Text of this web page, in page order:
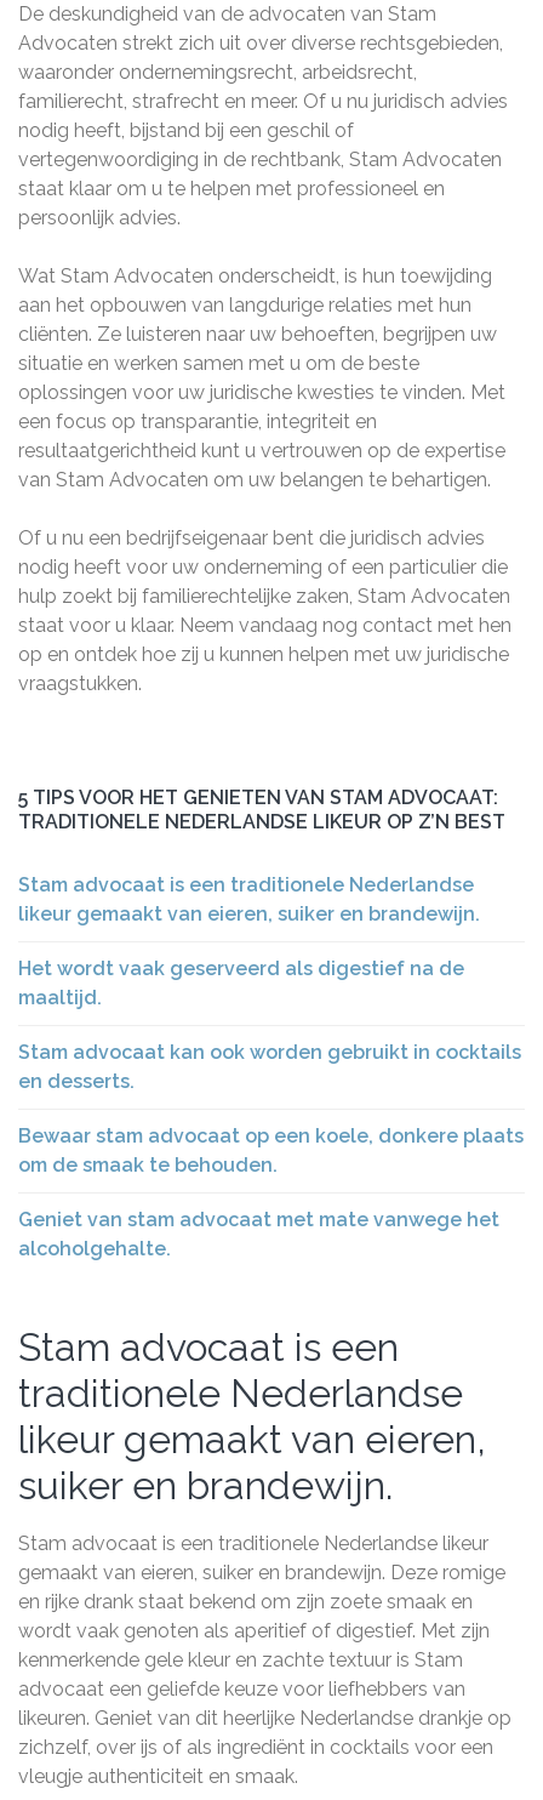
De deskundigheid van de advocaten van Stam
Advocaten strekt zich uit over diverse rechtsgebieden,
waaronder ondernemingsrecht, arbeidsrecht,
familierecht, strafrecht en meer. Of u nu juridisch advies
nodig heeft, bijstand bij een geschil of
vertegenwoordiging in de rechtbank, Stam Advocaten
staat klaar om u te helpen met professioneel en
persoonlijk advies.
Wat Stam Advocaten onderscheidt, is hun toewijding
aan het opbouwen van langdurige relaties met hun
cliënten. Ze luisteren naar uw behoeften, begrijpen uw
situatie en werken samen met u om de beste
oplossingen voor uw juridische kwesties te vinden. Met
een focus op transparantie, integriteit en
resultaatgerichtheid kunt u vertrouwen op de expertise
van Stam Advocaten om uw belangen te behartigen.
Of u nu een bedrijfseigenaar bent die juridisch advies
nodig heeft voor uw onderneming of een particulier die
hulp zoekt bij familierechtelijke zaken, Stam Advocaten
staat voor u klaar. Neem vandaag nog contact met hen
op en ontdek hoe zij u kunnen helpen met uw juridische
vraagstukken.
5 TIPS VOOR HET GENIETEN VAN STAM ADVOCAAT:
TRADITIONELE NEDERLANDSE LIKEUR OP Z’N BEST
Stam advocaat is een traditionele Nederlandse
likeur gemaakt van eieren, suiker en brandewijn.
Het wordt vaak geserveerd als digestief na de
maaltijd.
Stam advocaat kan ook worden gebruikt in cocktails
en desserts.
Bewaar stam advocaat op een koele, donkere plaats
om de smaak te behouden.
Geniet van stam advocaat met mate vanwege het
alcoholgehalte.
Stam advocaat is een
traditionele Nederlandse
likeur gemaakt van eieren,
suiker en brandewijn.
Stam advocaat is een traditionele Nederlandse likeur
gemaakt van eieren, suiker en brandewijn. Deze romige
en rijke drank staat bekend om zijn zoete smaak en
wordt vaak genoten als aperitief of digestief. Met zijn
kenmerkende gele kleur en zachte textuur is Stam
advocaat een geliefde keuze voor liefhebbers van
likeuren. Geniet van dit heerlijke Nederlandse drankje op
zichzelf, over ijs of als ingrediënt in cocktails voor een
vleugje authenticiteit en smaak.